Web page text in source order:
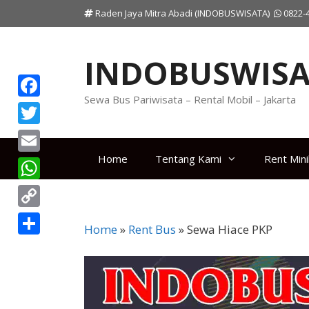
ke
Raden Jaya Mitra Abadi (INDOBUSWISATA) 0822-
Sewa Bus Pariwisata – Rental Mobil – Jakarta
Home Tentang Kami Rent
Home» Rent Bus »Sewa Hiace PKP
F
a
c
e
b
o
o
T
w
i
t
E
m
a
i
W
h
a
C
o